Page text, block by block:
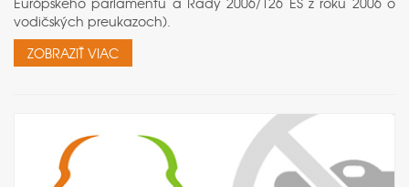
vodičských preukazoch).
ZOBRAZIŤ VIAC